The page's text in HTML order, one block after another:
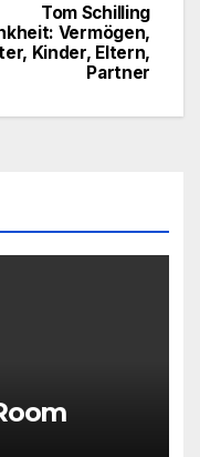
Tom Schilling
Vermögen,
Kinder, Eltern,
Partner